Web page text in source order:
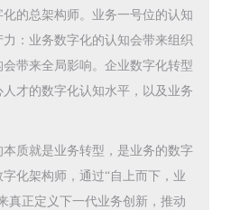
的总架构师。业务一号位的认知
：业务数字化的认知会带来组织
带来全局影响。企业数字化转型
才的数字化认知水平，以及业务
质就是业务转型，是业务的数字
化架构师，通过“自上而下，业
真正定义下一代业务创新，推动